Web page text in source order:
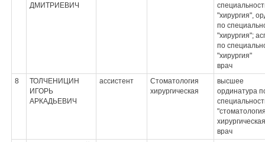
ДМИТРИЕВИЧ
"хирургия",
по
"хирургия";
по
"хирургия"
врач
8
ТОЛЧЕНИЦИН
ИГОРЬ
АРКАДЬЕВИЧ
ассистент
Стоматология
хирургическая
высшее
ординатура
врач